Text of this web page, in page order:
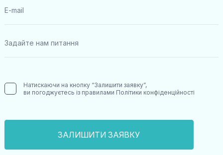
Натискаючи на кнопку “Залишити заявку”,
ви погоджуєтесь із правилами Політики конфіденційності